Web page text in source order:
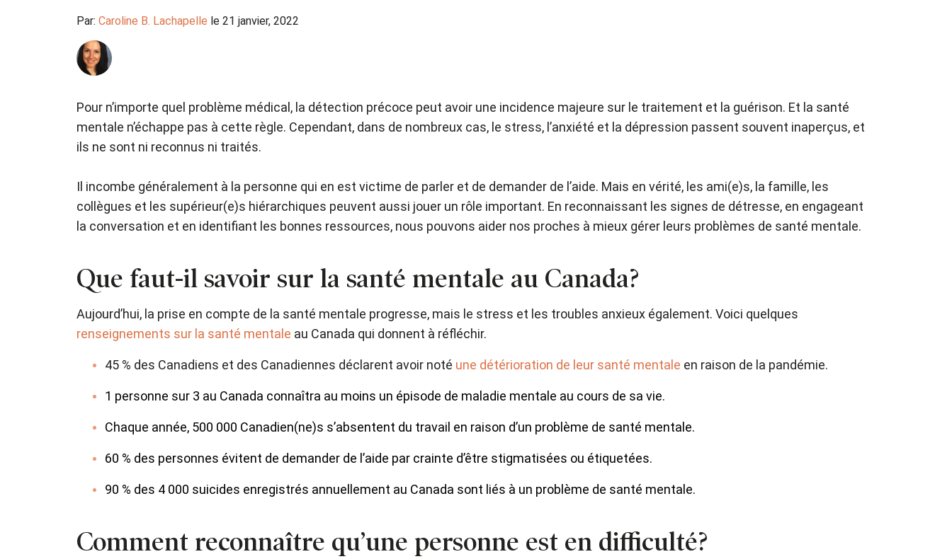
Par: Caroline B. Lachapelle le 21 janvier, 2022
Pour n’importe quel problème médical, la détection précoce peut avoir une incidence majeure sur le traitement et la guérison. Et la santé
mentale n’échappe pas à cette règle. Cependant, dans de nombreux cas, le stress, l’anxiété et la dépression passent souvent inaperçus, et
ils ne sont ni reconnus ni traités.
Il incombe généralement à la personne qui en est victime de parler et de demander de l’aide. Mais en vérité, les ami(e)s, la famille, les
collègues et les supérieur(e)s hiérarchiques peuvent aussi jouer un rôle important. En reconnaissant les signes de détresse, en engageant
la conversation et en identifiant les bonnes ressources, nous pouvons aider nos proches à mieux gérer leurs problèmes de santé mentale.
Que faut-il savoir sur la santé mentale au Canada?
Aujourd’hui, la prise en compte de la santé mentale progresse, mais le stress et les troubles anxieux également. Voici quelques
renseignements sur la santé mentale au Canada qui donnent à réfléchir.
45 % des Canadiens et des Canadiennes déclarent avoir noté une détérioration de leur santé mentale en raison de la pandémie.
1 personne sur 3 au Canada connaîtra au moins un épisode de maladie mentale au cours de sa vie.
Chaque année, 500 000 Canadien(ne)s s’absentent du travail en raison d’un problème de santé mentale.
60 % des personnes évitent de demander de l’aide par crainte d’être stigmatisées ou étiquetées.
90 % des 4 000 suicides enregistrés annuellement au Canada sont liés à un problème de santé mentale.
Comment reconnaître qu’une personne est en difficulté?